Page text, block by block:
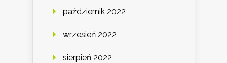
październik 2022
wrzesień 2022
sierpień 2022